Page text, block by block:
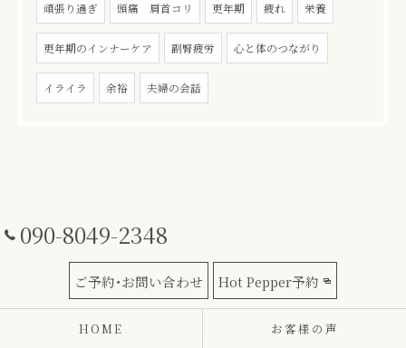
頑張り過ぎ 頭痛 肩首コリ 更年期 疲れ 栄養
更年期のインナーケア 副腎疲労 心と体のつながり
イライラ 余裕 夫婦の会話
090-8049-2348
ご予約･お問い合わせ Hot Pepper予約
HOME お客様の声